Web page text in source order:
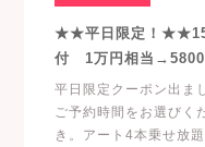
★★平日限定！★★15
付 1万円相当→5800
平日限定クーポン出ま
ご予約時間をお選びく
き。アート4本乗せ放